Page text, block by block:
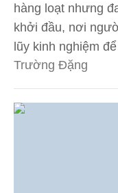
hàng loạt nhưng
khởi đầu, nơi
lũy kinh nghiệm
Trường Đặng